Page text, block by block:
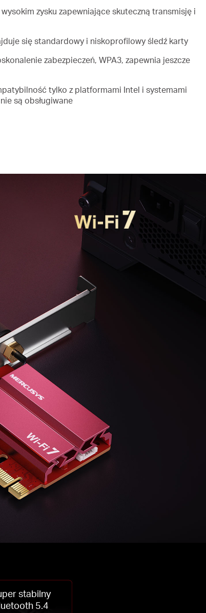
zysku zapewniające skuteczną transmisję i
się standardowy i niskoprofilowy śledź karty
zabezpieczeń, WPA3, zapewnia jeszcze
tylko z platformami Intel i systemami
są obsługiwane
stabilny
5.4